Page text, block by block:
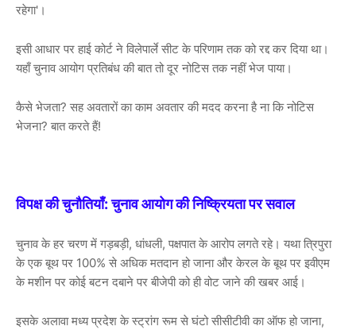
रहेगा'।
इसी आधार पर हाई कोर्ट ने विलेपार्ले सीट के परिणाम तक को रद्द कर दिया था।
यहाँ चुनाव आयोग प्रतिबंध की बात तो दूर नोटिस तक नहीं भेज पाया।
कैसे भेजता? सह अवतारों का काम अवतार की मदद करना है ना कि नोटिस
भेजना? बात करते हैं!
विपक्ष की चुनौतियाँ: चुनाव आयोग की निष्क्रियता पर सवाल
चुनाव के हर चरण में गड़बड़ी, धांधली, पक्षपात के आरोप लगते रहे। यथा त्रिपुरा
के एक बूथ पर 100% से अधिक मतदान हो जाना और केरल के बूथ पर इवीएम
के मशीन पर कोई बटन दबाने पर बीजेपी को ही वोट जाने की खबर आई।
इसके अलावा मध्य प्रदेश के स्ट्रांग रूम से घंटो सीसीटीवी का ऑफ हो जाना,